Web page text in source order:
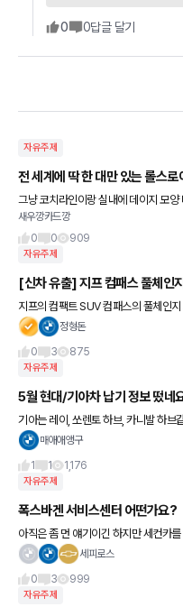
0 0답글 달기
자유주제
전 세계에 딱 한 대만 있는 롤스로
그냥 코치라인이랑 실내에 데이지 모양 디테
싸겠죠
새우깡카드깡
0
0 909
자유주제
[신차 유출] 지프 컴패스 풀체인지
지프의 컴팩트 SUV 컴패스의 풀체인지 모
리드, PHEV, 전기차 형태로 출시되고
정형돈
0
3 875
자유주제
5월 현대/기아차 납기 정보 떴네
기아는 레이, 쏘렌토 하브, 카니발 하브
출고는 빠른 편이네요 현다이는 팰리 하브빼고 즉출되는 차도 많고
매애애앵구
1
1 1,176
자유주제
폭스바겐 서비스센터 어떤가요?
아직은 좀 먼 얘기이긴 하지만 세컨카
MW 같은 경우에는 생각보다 서비스센
세피로스
0
3 999
자유주제